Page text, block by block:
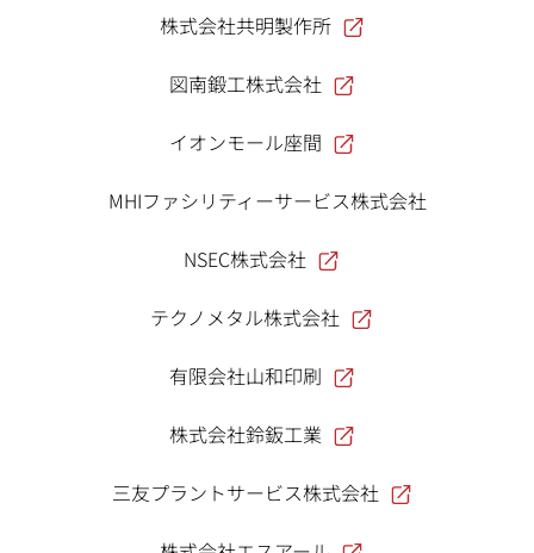
株式会社共明製作所
図南鍛工株式会社
イオンモール座間
MHIファシリティーサービス株式会社
NSEC株式会社
テクノメタル株式会社
有限会社山和印刷
株式会社鈴鈑工業
三友プラントサービス株式会社